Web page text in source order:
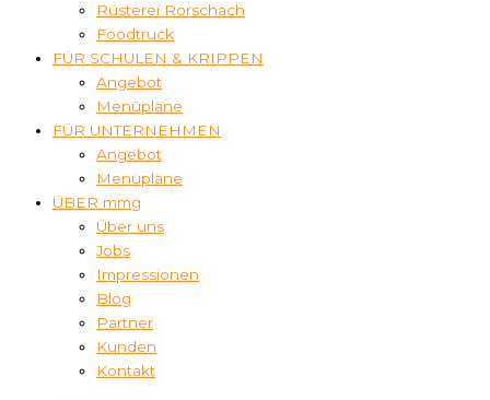
Rüsterei Rorschach
Foodtruck
FÜR SCHULEN & KRIPPEN
Angebot
Menüpläne
FÜR UNTERNEHMEN
Angebot
Menüpläne
ÜBER mmg
Über uns
Jobs
Impressionen
Blog
Partner
Kunden
Kontakt